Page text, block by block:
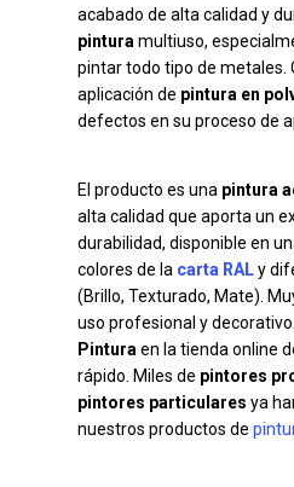
acabado de alta calidad y
pinturamultiuso,
pintar todo tipo de metales.
aplicación de pintura en
defectos en su proceso de
El producto es una pintura
alta calidad que aporta un
durabilidad, disponible en
colores de la carta RALy
(Brillo, Texturado, Mate).
uso profesional y
Pinturaen la tienda online
rápido. Miles de pintores
pintores particulares ya
nuestros productos de